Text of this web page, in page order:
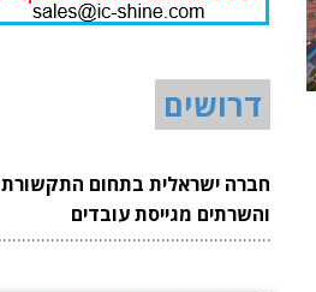
דרושים
חברה ישראלית בתחום התקשורת
והשרתים מגייסת עובדים